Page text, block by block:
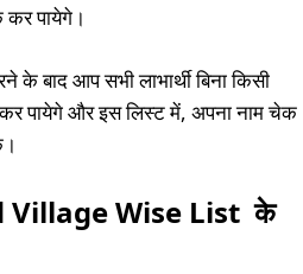
पायेगे।
के बाद आप सभी लाभार्थी बिना किसी
पायेगे और इस लिस्ट में, अपना नाम चेक
Village Wise Listके